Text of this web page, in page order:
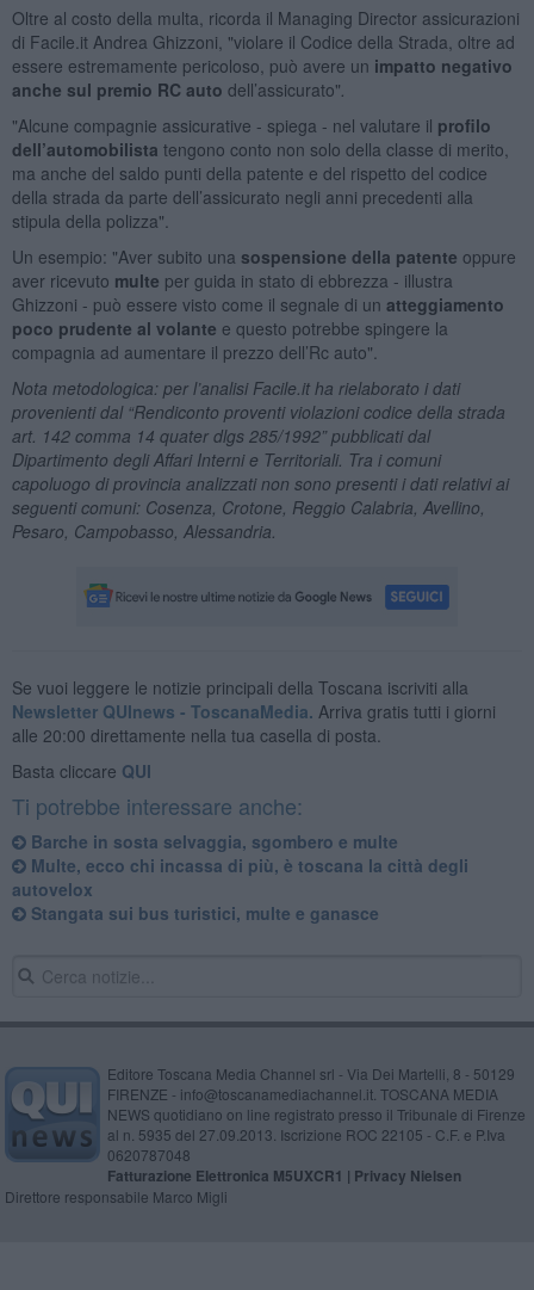
Oltre al costo della multa, ricorda il Managing Director assicurazioni
di Facile.it Andrea Ghizzoni, "violare il Codice della Strada, oltre ad
essere estremamente pericoloso, può avere un impatto negativo
anche sul premio RC auto dell’assicurato"
"Alcune compagnie assicurative - spiega - nel valutare il profilo
dell’automobilista tengono conto non solo della classe di merito,
ma anche del saldo punti della patente e del rispetto del codice
della strada da parte dell’assicurato negli anni precedenti alla
stipula della polizza".
Un esempio: "Aver subito una sospensione della patente oppure
aver ricevuto multe per guida in stato di ebbrezza - illustra
Ghizzoni - può essere visto come il segnale di un atteggiamento
poco prudente al volante e questo potrebbe spingere la
compagnia ad aumentare il prezzo dell’Rc auto".
Nota metodologica: per l’analisi Facile.it ha rielaborato i dati
provenienti dal “Rendiconto proventi violazioni codice della strada
art. 142 comma 14 quater dlgs 285/1992” pubblicati dal
Dipartimento degli Affari Interni e Territoriali. Tra i comuni
capoluogo di provincia analizzati non sono presenti i dati relativi ai
seguenti comuni: Cosenza, Crotone, Reggio Calabria, Avellino,
Pesaro, Campobasso, Alessandria.
Se vuoi leggere le notizie principali della Toscana iscriviti alla
Newsletter QUInews - ToscanaMedia. Arriva gratis tutti i giorni
alle 20:00 direttamente nella tua casella di posta.
Basta cliccare QUI
Ti potrebbe interessare anche:
Barche in sosta selvaggia, sgombero e multe
Multe, ecco chi incassa di più, è toscana la città degli
autovelox
Stangata sui bus turistici, multe e ganasce
Editore Toscana Media Channel srl - Via Dei Martelli, 8 - 50129
FIRENZE - info@toscanamediachannel.it. TOSCANA MEDIA
NEWS quotidiano on line registrato presso il Tribunale di Firenze
al n. 5935 del 27.09.2013. Iscrizione ROC 22105 - C.F. e P.Iva
0620787048
Fatturazione Elettronica M5UXCR1 | Privacy Nielsen
Direttore responsabile Marco Migli